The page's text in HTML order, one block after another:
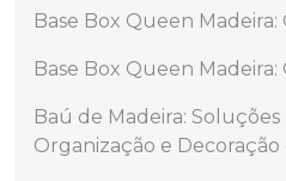
Base Box Queen
Base Box Queen
Baú de Madeira: Soluções
Organização e Decoração